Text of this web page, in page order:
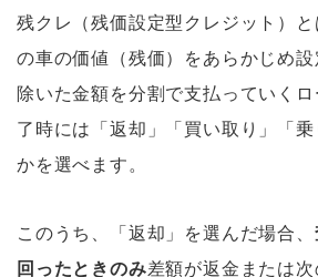
残クレ（残価設定型クレジット）
の車の価値（残価）をあらかじめ
除いた金額を分割で支払っていく
了時には「返却」「買い取り」「
かを選べます。
このうち、「返却」を選んだ場合、
回ったときのみ差額が返金または